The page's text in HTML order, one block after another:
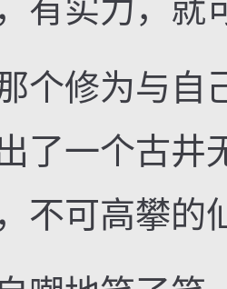
有实力，就
修为与自
了一个古井
不可高攀的